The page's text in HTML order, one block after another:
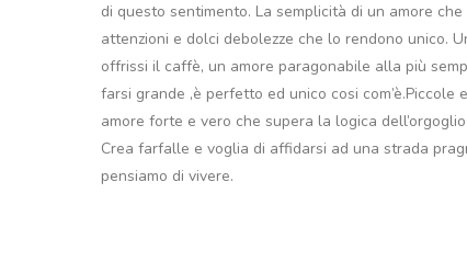
di questo sentimento. La semplicità di un amore
attenzioni e dolci debolezze che lo rendono unico.
offrissi il caffè, un amore paragonabile alla più
farsi grande ,è perfetto ed unico cosi
amore forte e vero che supera la logica
Crea farfalle e voglia di affidarsi ad una strada
pensiamo di vivere.